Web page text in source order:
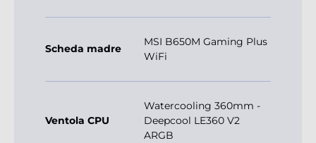
Scheda madre
MSI B650M Gaming Plus
WiFi
Ventola CPU
Watercooling 360mm -
Deepcool LE360 V2
ARGB